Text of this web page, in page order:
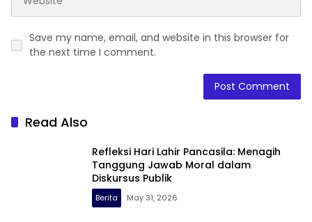
Save my name, email, and website in this browser for
the next time I comment.
Read Also
Refleksi Hari Lahir Pancasila: Menagih
Tanggung Jawab Moral dalam
Diskursus Publik
Berita May 31, 2026